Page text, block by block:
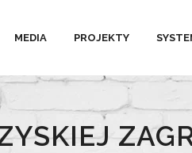
MEDIA PROJEKTY